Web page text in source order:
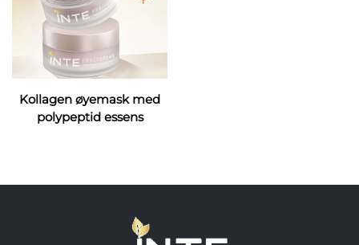
Kollagen øyemask med
polypeptid essens